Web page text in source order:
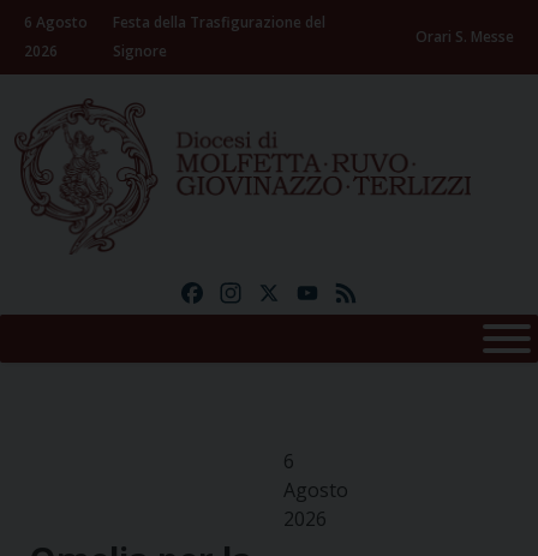
Skip
content
6 Agosto
2026
Festa della Trasfigurazione del
Signore
Orari S. Messe
FacebookInstagramYouTube
6
Agosto
2026